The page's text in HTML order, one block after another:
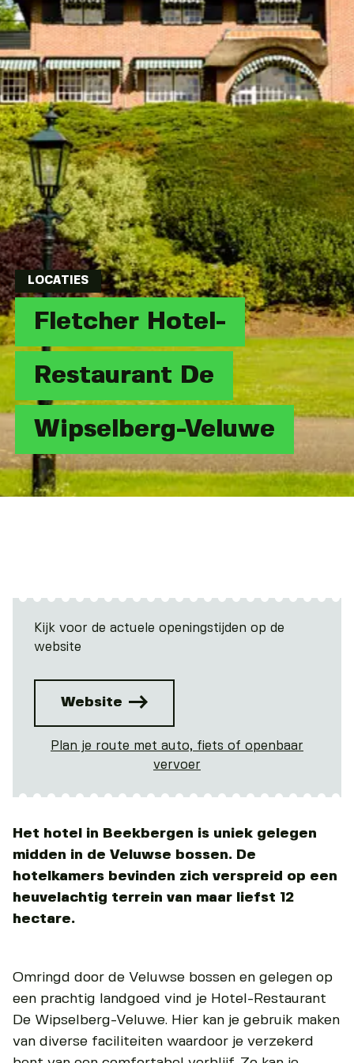
LOCATIES
Fletcher Hotel-
Restaurant De
Wipselberg-Veluwe
Kijk voor de actuele openingstijden op de
website
Website
Plan je route met auto, fiets of openbaar
vervoer
Het hotel in Beekbergen is uniek gelegen
midden in de Veluwse bossen. De
hotelkamers bevinden zich verspreid op een
heuvelachtig terrein van maar liefst 12
hectare.
Omringd door de Veluwse bossen en gelegen op
een prachtig landgoed vind je Hotel-Restaurant
De Wipselberg-Veluwe. Hier kan je gebruik maken
van diverse faciliteiten waardoor je verzekerd